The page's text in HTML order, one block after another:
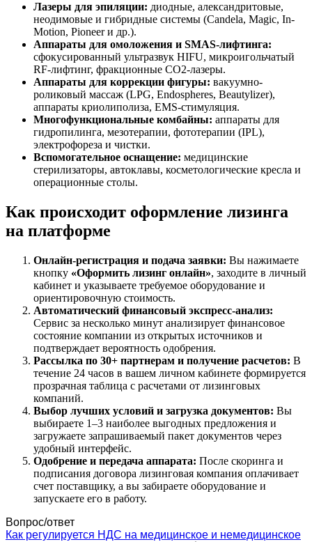
Лазеры для эпиляции: диодные, александритовые,
неодимовые и гибридные системы (Candela, Magic, In-
Motion, Pioneer и др.).
Аппараты для омоложения и SMAS-лифтинга:
сфокусированный ультразвук HIFU, микроигольчатый
RF-лифтинг, фракционные CO2-лазеры.
Аппараты для коррекции фигуры: вакуумно-
роликовый массаж (LPG, Endospheres, Beautylizer),
аппараты криолиполиза, EMS-стимуляция.
Многофункциональные комбайны: аппараты для
гидропилинга, мезотерапии, фототерапии (IPL),
электрофореза и чистки.
Вспомогательное оснащение: медицинские
стерилизаторы, автоклавы, косметологические кресла и
операционные столы.
Как происходит оформление лизинга
на платформе
Онлайн-регистрация и подача заявки: Вы нажимаете
кнопку «Оформить лизинг онлайн», заходите в личный
кабинет и указываете требуемое оборудование и
ориентировочную стоимость.
Автоматический финансовый экспресс-анализ:
Сервис за несколько минут анализирует финансовое
состояние компании из открытых источников и
подтверждает вероятность одобрения.
Рассылка по 30+ партнерам и получение расчетов: В
течение 24 часов в вашем личном кабинете формируется
прозрачная таблица с расчетами от лизинговых
компаний.
Выбор лучших условий и загрузка документов: Вы
выбираете 1–3 наиболее выгодных предложения и
загружаете запрашиваемый пакет документов через
удобный интерфейс.
Одобрение и передача аппарата: После скоринга и
подписания договора лизинговая компания оплачивает
счет поставщику, а вы забираете оборудование и
запускаете его в работу.
Вопрос/ответ
Как регулируется НДС на медицинское и немедицинское